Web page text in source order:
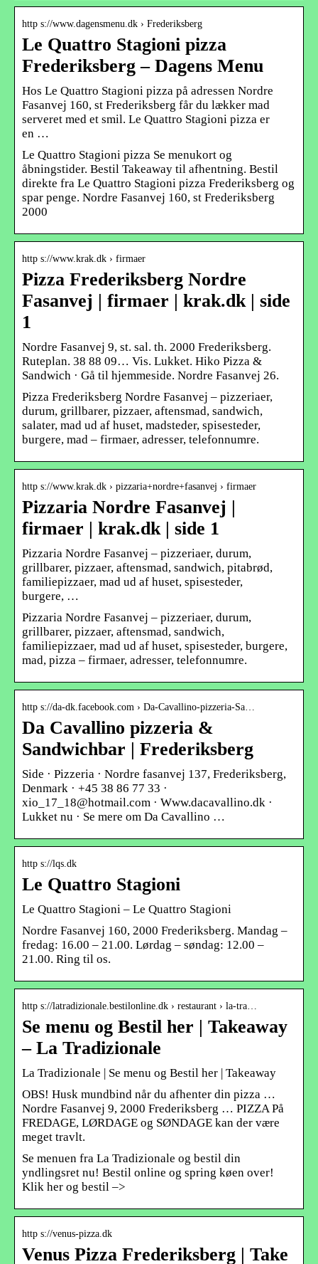
http s://www.dagensmenu.dk › Frederiksberg
Le Quattro Stagioni pizza
Frederiksberg – Dagens Menu
Hos Le Quattro Stagioni pizza på adressen Nordre
Fasanvej 160, st Frederiksberg får du lækker mad
serveret med et smil. Le Quattro Stagioni pizza er
en …
Le Quattro Stagioni pizza Se menukort og
åbningstider. Bestil Takeaway til afhentning. Bestil
direkte fra Le Quattro Stagioni pizza Frederiksberg og
spar penge. Nordre Fasanvej 160, st Frederiksberg
2000
http s://www.krak.dk › firmaer
Pizza Frederiksberg Nordre
Fasanvej | firmaer | krak.dk | side
1
Nordre Fasanvej 9, st. sal. th. 2000 Frederiksberg.
Ruteplan. 38 88 09… Vis. Lukket. Hiko Pizza &
Sandwich · Gå til hjemmeside. Nordre Fasanvej 26.
Pizza Frederiksberg Nordre Fasanvej – pizzeriaer,
durum, grillbarer, pizzaer, aftensmad, sandwich,
salater, mad ud af huset, madsteder, spisesteder,
burgere, mad – firmaer, adresser, telefonnumre.
http s://www.krak.dk › pizzaria+nordre+fasanvej › firmaer
Pizzaria Nordre Fasanvej |
firmaer | krak.dk | side 1
Pizzaria Nordre Fasanvej – pizzeriaer, durum,
grillbarer, pizzaer, aftensmad, sandwich, pitabrød,
familiepizzaer, mad ud af huset, spisesteder,
burgere, …
Pizzaria Nordre Fasanvej – pizzeriaer, durum,
grillbarer, pizzaer, aftensmad, sandwich,
familiepizzaer, mad ud af huset, spisesteder, burgere,
mad, pizza – firmaer, adresser, telefonnumre.
http s://da-dk.facebook.com › Da-Cavallino-pizzeria-Sa…
Da Cavallino pizzeria &
Sandwichbar | Frederiksberg
Side · Pizzeria · Nordre fasanvej 137, Frederiksberg,
Denmark · +45 38 86 77 33 ·
xio_17_18@hotmail.com · Www.dacavallino.dk ·
Lukket nu · Se mere om Da Cavallino …
http s://lqs.dk
Le Quattro Stagioni
Le Quattro Stagioni – Le Quattro Stagioni
Nordre Fasanvej 160, 2000 Frederiksberg. Mandag –
fredag: 16.00 – 21.00. Lørdag – søndag: 12.00 –
21.00. Ring til os.
http s://latradizionale.bestilonline.dk › restaurant › la-tra…
Se menu og Bestil her | Takeaway
– La Tradizionale
La Tradizionale | Se menu og Bestil her | Takeaway
OBS! Husk mundbind når du afhenter din pizza …
Nordre Fasanvej 9, 2000 Frederiksberg … PIZZA På
FREDAGE, LØRDAGE og SØNDAGE kan der være
meget travlt.
Se menuen fra La Tradizionale og bestil din
yndlingsret nu! Bestil online og spring køen over!
Klik her og bestil –>
http s://venus-pizza.dk
Venus Pizza Frederiksberg | Take